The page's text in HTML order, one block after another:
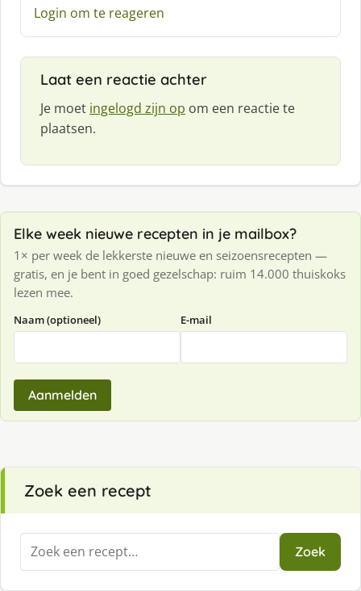
Login om te reageren
Laat een reactie achter
Je moet ingelogd zijn op om een reactie te
plaatsen.
Elke week nieuwe recepten in je mailbox?
1× per week de lekkerste nieuwe en seizoensrecepten —
gratis, en je bent in goed gezelschap: ruim 14.000 thuiskoks
lezen mee.
Naam (optioneel) E-mail
Aanmelden
Zoek een recept
Zoeken
naar:
Zoek